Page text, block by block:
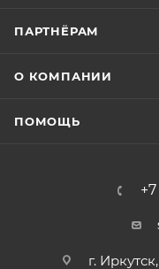
ПАРТНЁРАМ
О КОМПАНИИ
ПОМОЩЬ
г.